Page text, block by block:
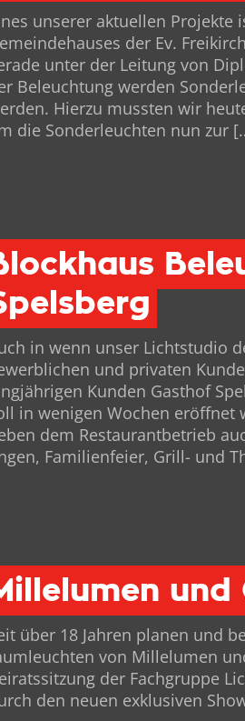
unser­er aktuellen Pro­jek­te
der Ev.
unter der Leitung von
Beleuch­tung wer­den
Hierzu mussten wir
die Son­der­leucht­en nun zur
in wenn unser Licht­stu­dio
und pri­vat­en
Kun­den Gasthof
in weni­gen Wochen eröffnet
dem Restau­rant­be­trieb
Fam­i­lien­feier, Grill- und
über 18 Jahren pla­nen und
von Mil­lelu­men
der Fach­gruppe
den neuen exk­lu­siv­en